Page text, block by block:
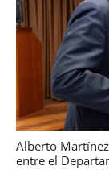
Alberto
entre el